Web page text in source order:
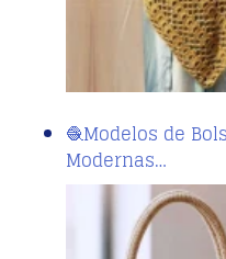
🧶Modelos de
Modernas…